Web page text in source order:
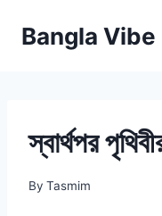
Bangla Vibe -
স্বার্থপর
By Tasmim